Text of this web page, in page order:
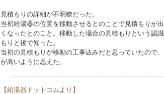
見積もりの詳細が不明瞭だった。
当初給湯器の位置を移動させるとのことで見積もりが
くなったとのこと。移動した場合の見積もりという認
もりと後で知った。
当初の見積もりが移動の工事込みだと思っていたので
が高いように思えた。
【給湯器ドットコムより】